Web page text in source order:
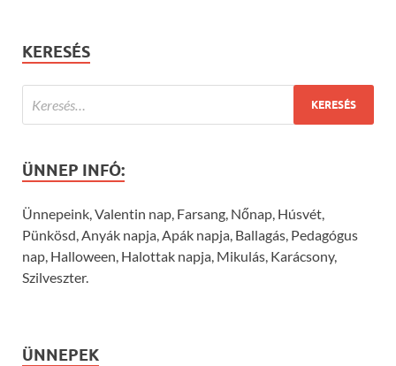
KERESÉS
ÜNNEP INFÓ:
Ünnepeink, Valentin nap, Farsang, Nőnap, Húsvét,
Pünkösd, Anyák napja, Apák napja, Ballagás, Pedagógus
nap, Halloween, Halottak napja, Mikulás, Karácsony,
Szilveszter.
ÜNNEPEK